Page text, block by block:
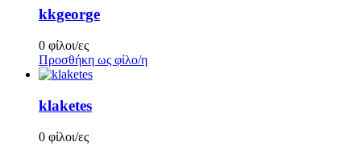
kkgeorge
0 φίλοι/ες
Προσθήκη ως φίλο/η
klaketes
0 φίλοι/ες